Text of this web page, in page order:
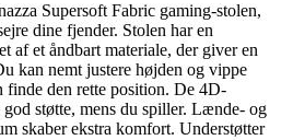
Supersoft Fabric gaming-stolen,
dine fjender. Stolen har en
af et åndbart materiale, der giver en
kan nemt justere højden og vippe
finde den rette position. De 4D-
støtte, mens du spiller. Lænde- og
skaber ekstra komfort. Understøtter